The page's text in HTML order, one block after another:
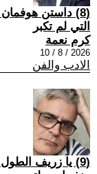
(8) داستن
التي لم تكبر
كرم نعمة
2026 / 8 / 10
الادب والفن
(9) يا زريف الطول / قصة قصيرة